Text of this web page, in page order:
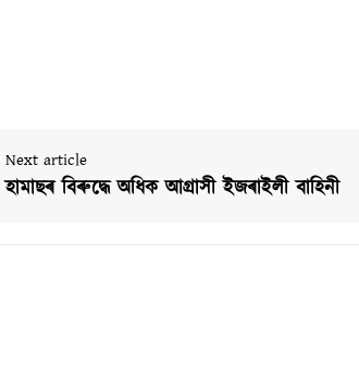
Next article
হামাছৰ বিৰুদ্ধে অধিক আগ্ৰাসী ইজৰাইলী বাহিনী